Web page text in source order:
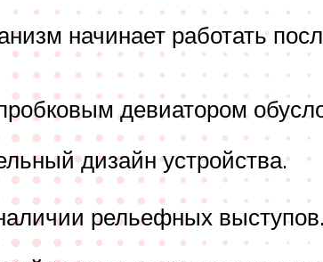
начинает работать
девиатором
дизайн устройства.
рельефных выступов.